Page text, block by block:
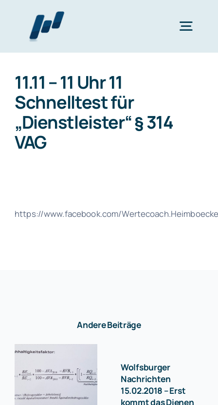
springen
Wertearbeit
Katalog
Blog
11.11 – 11 Uhr 11
Schnelltest für
„Dienstleister“ § 314
VAG
https://www.facebook.com/
Andere Beiträge
Wolfsburger
Nachrichten
15.02.2018 – Erst
kommt das Dienen